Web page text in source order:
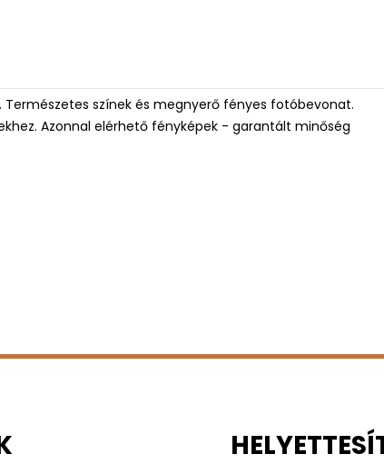
színek és megnyerő fényes fotóbevonat.
Azonnal elérhető fényképek - garantált minőség